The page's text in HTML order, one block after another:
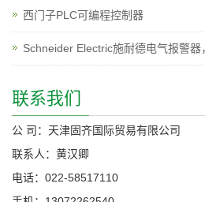
西门子PLC可编程控制器
Schneider Electric施耐德电气报警器
联系我们
公 司：天津固齐国际贸易有限公司
联系人：黄汉卿
电话：022-58517110